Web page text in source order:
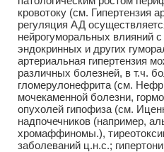
кровотоку (см. Гипертензия
регуляция АД
нейрогуморальных влияний
эндокринных и других
артериальная гипертензия
различных болезней, в т.ч.
гломерулонефрита (см.
мочекаменной болезни,
опухолей гипофиза (см.
надпочечников (например,
хромаффиномы.),
заболеваний ц.н.с.;